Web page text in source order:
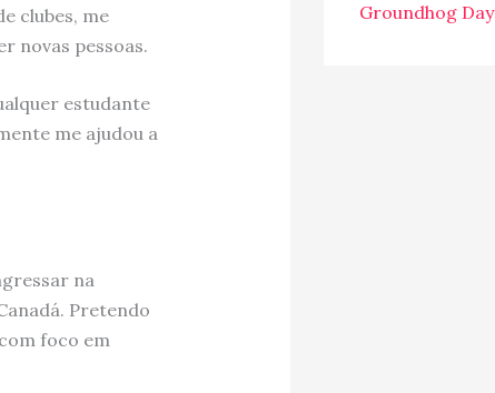
clubes, me
novas pessoas.
estudante
me ajudou a
na
Pretendo
foco em
Groundhog Day